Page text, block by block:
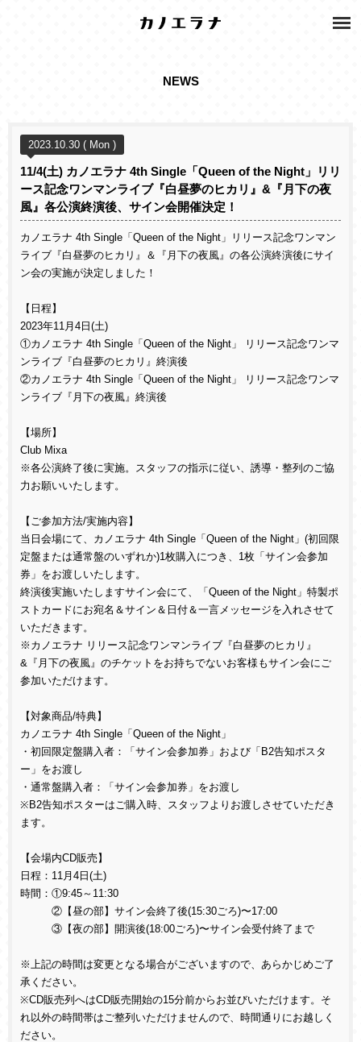
NEWS
2023.10.30 ( Mon )
11/4(土) カノエラナ 4th Single「Queen of the Night」リリ
ース記念ワンマンライブ『白昼夢のヒカリ』&『月下の夜
風』各公演終演後、サイン会開催決定！
カノエラナ 4th Single 「 Queen of the Night 」リリース記念ワンマン
ライブ『白昼夢のヒカリ』＆『月下の夜風』の各公演終演後にサイ
ン会の実施が決定しました！
【日程】
2023年11月 4 日 (土)
①カノエラナ 4th Single 「 Queen of the Night 」 リリース記念ワンマ
ンライブ『白昼夢のヒカリ』終演後
②カノエラナ 4th Single 「 Queen of the Night 」 リリース記念ワンマ
ンライブ『月下の夜風』終演後
【場所】
Club Mixa
※各公演終了後に実施。スタッフの指示に従い、誘導・整列のご協
力お願いいたします。
【ご参加方法/実施内容】
当日会場にて、カノエラナ 4th Single 「 Queen of the Night 」 (初回限
定盤または通常盤のいずれか)1枚購入につき、 1枚「サイン会参加
券」をお渡しいたします。
終演後実施いたしますサイン会にて、「 Queen of the Night 」特製ポ
ストカードにお宛名＆サイン＆日付＆一言メッセージを入れさせて
いただきます。
※カノエラナ リリース記念ワンマンライブ『白昼夢のヒカリ』
& 『月下の夜風』のチケットをお持ちでないお客様もサイン会にご
参加いただけます。
【対象商品/特典】
カノエラナ 4th Single 「 Queen of the Night 」
・初回限定盤購入者：「サイン会参加券」および「 B2告知ポスタ
ー」をお渡し
・通常盤購入者：「サイン会参加券」をお渡し
※ B2告知ポスターはご購入時、スタッフよりお渡しさせていただき
ます。
【会場内CD販売】
日程： 11月 4 日 (土)
時間：①9:45～ 11:30
②【昼の部】サイン会終了後(15:30ごろ)〜17:00
③【夜の部】開演後(18:00ごろ)〜サイン会受付終了まで
※上記の時間は変更となる場合がございますので、あらかじめご了
承ください。
※CD販売列へはCD販売開始の15分前からお並びいただけます。そ
れ以外の時間帯はご整列いただけませんので、時間通りにお越しく
ださい。